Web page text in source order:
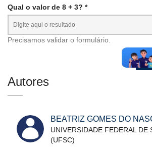
Qual o valor de 8 + 3? *
Precisamos validar o formulário.
Autores
BEATRIZ GOMES DO
UNIVERSIDADE FEDERAL DE
(UFSC)